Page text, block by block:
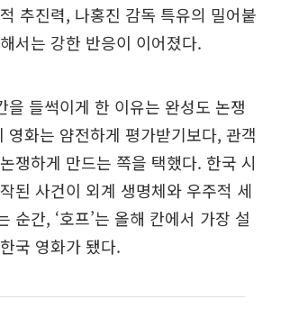
추진력, 나홍진 감독 특유의 밀어붙
서는 강한 반응이 이어졌다.
을 들썩이게 한 이유는 완성도 논쟁
영화는 얌전하게 평가받기보다, 관객
쟁하게 만드는 쪽을 택했다. 한국 시
된 사건이 외계 생명체와 우주적 세
순간, ‘호프’는 올해 칸에서 가장 설
국 영화가 됐다.